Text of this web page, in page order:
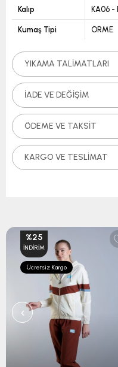
Kalıp KA06 -
Kumaş Tipi ÖRME
YIKAMA TALIMATLARI
İADE VE DEĞIŞIM
ÖDEME VE TAKSIT
KARGO VE TESLIMAT
%25
İNDIRIM
Ücretsiz Kargo
‹